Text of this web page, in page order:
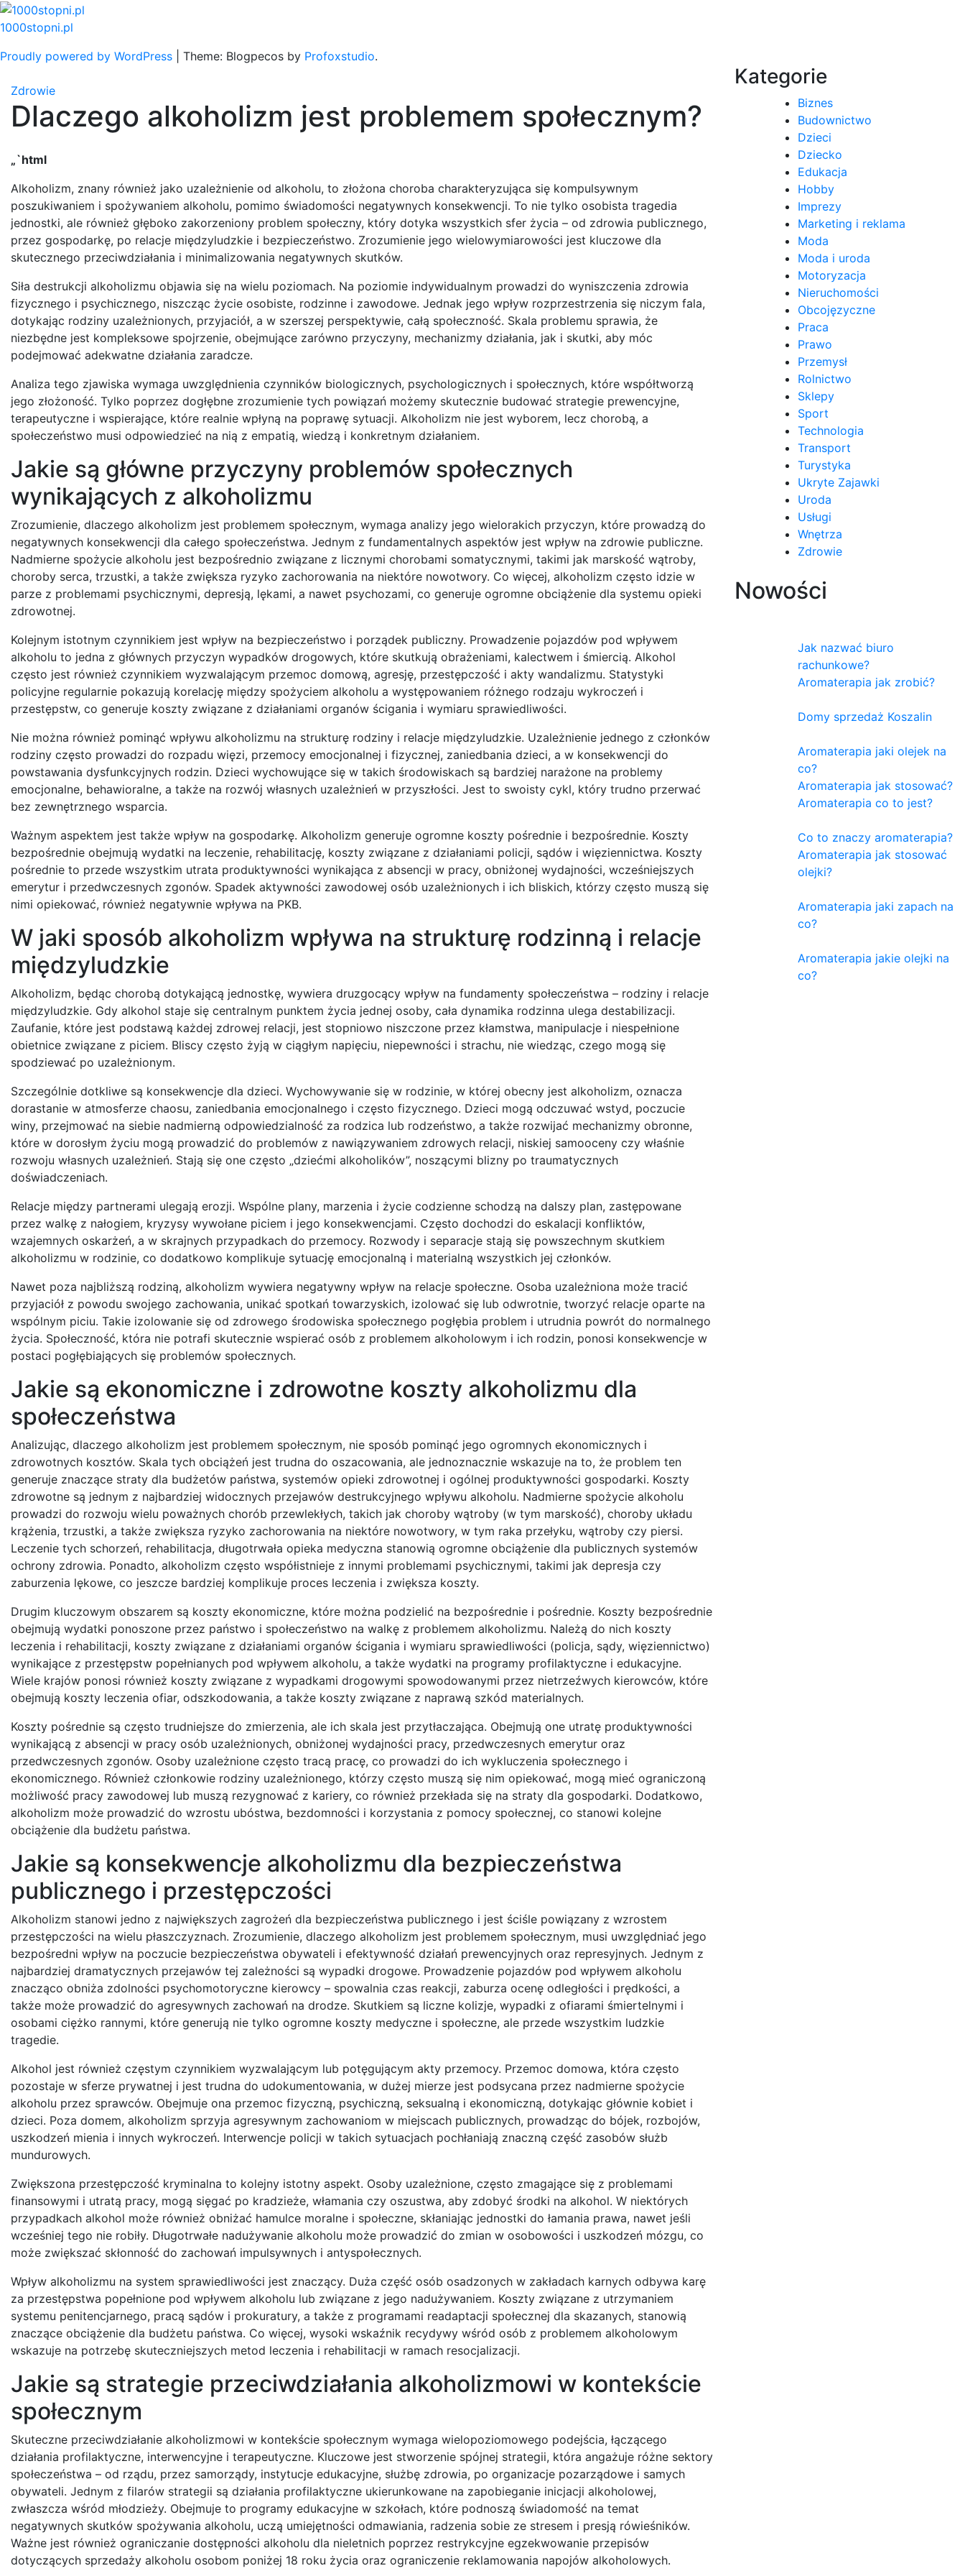
Skip
to
1000stopni.pl
Proudly powered by WordPress
Theme: Blogpecos by Profoxstudio.
Zdrowie
Dlaczego alkoholizm jest problemem społecznym?
„`html
Alkoholizm, znany również jako uzależnienie od alkoholu, to złożona choroba charakteryzująca się kompulsywnym
poszukiwaniem i spożywaniem alkoholu, pomimo świadomości negatywnych konsekwencji. To nie tylko osobista tragedia
jednostki, ale również głęboko zakorzeniony problem społeczny, który dotyka wszystkich sfer życia – od zdrowia publicznego,
przez gospodarkę, po relacje międzyludzkie i bezpieczeństwo. Zrozumienie jego wielowymiarowości jest kluczowe dla
skutecznego przeciwdziałania i minimalizowania negatywnych skutków.
Siła destrukcji alkoholizmu objawia się na wielu poziomach. Na poziomie indywidualnym prowadzi do wyniszczenia zdrowia
fizycznego i psychicznego, niszcząc życie osobiste, rodzinne i zawodowe. Jednak jego wpływ rozprzestrzenia się niczym fala,
dotykając rodziny uzależnionych, przyjaciół, a w szerszej perspektywie, całą społeczność. Skala problemu sprawia, że
niezbędne jest kompleksowe spojrzenie, obejmujące zarówno przyczyny, mechanizmy działania, jak i skutki, aby móc
podejmować adekwatne działania zaradcze.
Analiza tego zjawiska wymaga uwzględnienia czynników biologicznych, psychologicznych i społecznych, które współtworzą
jego złożoność. Tylko poprzez dogłębne zrozumienie tych powiązań możemy skutecznie budować strategie prewencyjne,
terapeutyczne i wspierające, które realnie wpłyną na poprawę sytuacji. Alkoholizm nie jest wyborem, lecz chorobą, a
społeczeństwo musi odpowiedzieć na nią z empatią, wiedzą i konkretnym działaniem.
Jakie są główne przyczyny problemów społecznych
wynikających z alkoholizmu
Zrozumienie, dlaczego alkoholizm jest problemem społecznym, wymaga analizy jego wielorakich przyczyn, które prowadzą do
negatywnych konsekwencji dla całego społeczeństwa. Jednym z fundamentalnych aspektów jest wpływ na zdrowie publiczne.
Nadmierne spożycie alkoholu jest bezpośrednio związane z licznymi chorobami somatycznymi, takimi jak marskość wątroby,
choroby serca, trzustki, a także zwiększa ryzyko zachorowania na niektóre nowotwory. Co więcej, alkoholizm często idzie w
parze z problemami psychicznymi, depresją, lękami, a nawet psychozami, co generuje ogromne obciążenie dla systemu opieki
zdrowotnej.
Kolejnym istotnym czynnikiem jest wpływ na bezpieczeństwo i porządek publiczny. Prowadzenie pojazdów pod wpływem
alkoholu to jedna z głównych przyczyn wypadków drogowych, które skutkują obrażeniami, kalectwem i śmiercią. Alkohol
często jest również czynnikiem wyzwalającym przemoc domową, agresję, przestępczość i akty wandalizmu. Statystyki
policyjne regularnie pokazują korelację między spożyciem alkoholu a występowaniem różnego rodzaju wykroczeń i
przestępstw, co generuje koszty związane z działaniami organów ścigania i wymiaru sprawiedliwości.
Nie można również pominąć wpływu alkoholizmu na strukturę rodziny i relacje międzyludzkie. Uzależnienie jednego z członków
rodziny często prowadzi do rozpadu więzi, przemocy emocjonalnej i fizycznej, zaniedbania dzieci, a w konsekwencji do
powstawania dysfunkcyjnych rodzin. Dzieci wychowujące się w takich środowiskach są bardziej narażone na problemy
emocjonalne, behawioralne, a także na rozwój własnych uzależnień w przyszłości. Jest to swoisty cykl, który trudno przerwać
bez zewnętrznego wsparcia.
Ważnym aspektem jest także wpływ na gospodarkę. Alkoholizm generuje ogromne koszty pośrednie i bezpośrednie. Koszty
bezpośrednie obejmują wydatki na leczenie, rehabilitację, koszty związane z działaniami policji, sądów i więziennictwa. Koszty
pośrednie to przede wszystkim utrata produktywności wynikająca z absencji w pracy, obniżonej wydajności, wcześniejszych
emerytur i przedwczesnych zgonów. Spadek aktywności zawodowej osób uzależnionych i ich bliskich, którzy często muszą się
nimi opiekować, również negatywnie wpływa na PKB.
W jaki sposób alkoholizm wpływa na strukturę rodzinną i relacje
międzyludzkie
Alkoholizm, będąc chorobą dotykającą jednostkę, wywiera druzgocący wpływ na fundamenty społeczeństwa – rodziny i relacje
międzyludzkie. Gdy alkohol staje się centralnym punktem życia jednej osoby, cała dynamika rodzinna ulega destabilizacji.
Zaufanie, które jest podstawą każdej zdrowej relacji, jest stopniowo niszczone przez kłamstwa, manipulacje i niespełnione
obietnice związane z piciem. Bliscy często żyją w ciągłym napięciu, niepewności i strachu, nie wiedząc, czego mogą się
spodziewać po uzależnionym.
Szczególnie dotkliwe są konsekwencje dla dzieci. Wychowywanie się w rodzinie, w której obecny jest alkoholizm, oznacza
dorastanie w atmosferze chaosu, zaniedbania emocjonalnego i często fizycznego. Dzieci mogą odczuwać wstyd, poczucie
winy, przejmować na siebie nadmierną odpowiedzialność za rodzica lub rodzeństwo, a także rozwijać mechanizmy obronne,
które w dorosłym życiu mogą prowadzić do problemów z nawiązywaniem zdrowych relacji, niskiej samooceny czy właśnie
rozwoju własnych uzależnień. Stają się one często „dziećmi alkoholików”, noszącymi blizny po traumatycznych
doświadczeniach.
Relacje między partnerami ulegają erozji. Wspólne plany, marzenia i życie codzienne schodzą na dalszy plan, zastępowane
przez walkę z nałogiem, kryzysy wywołane piciem i jego konsekwencjami. Często dochodzi do eskalacji konfliktów,
wzajemnych oskarżeń, a w skrajnych przypadkach do przemocy. Rozwody i separacje stają się powszechnym skutkiem
alkoholizmu w rodzinie, co dodatkowo komplikuje sytuację emocjonalną i materialną wszystkich jej członków.
Nawet poza najbliższą rodziną, alkoholizm wywiera negatywny wpływ na relacje społeczne. Osoba uzależniona może tracić
przyjaciół z powodu swojego zachowania, unikać spotkań towarzyskich, izolować się lub odwrotnie, tworzyć relacje oparte na
wspólnym piciu. Takie izolowanie się od zdrowego środowiska społecznego pogłębia problem i utrudnia powrót do normalnego
życia. Społeczność, która nie potrafi skutecznie wspierać osób z problemem alkoholowym i ich rodzin, ponosi konsekwencje w
postaci pogłębiających się problemów społecznych.
Jakie są ekonomiczne i zdrowotne koszty alkoholizmu dla
społeczeństwa
Analizując, dlaczego alkoholizm jest problemem społecznym, nie sposób pominąć jego ogromnych ekonomicznych i
zdrowotnych kosztów. Skala tych obciążeń jest trudna do oszacowania, ale jednoznacznie wskazuje na to, że problem ten
generuje znaczące straty dla budżetów państwa, systemów opieki zdrowotnej i ogólnej produktywności gospodarki. Koszty
zdrowotne są jednym z najbardziej widocznych przejawów destrukcyjnego wpływu alkoholu. Nadmierne spożycie alkoholu
prowadzi do rozwoju wielu poważnych chorób przewlekłych, takich jak choroby wątroby (w tym marskość), choroby układu
krążenia, trzustki, a także zwiększa ryzyko zachorowania na niektóre nowotwory, w tym raka przełyku, wątroby czy piersi.
Leczenie tych schorzeń, rehabilitacja, długotrwała opieka medyczna stanowią ogromne obciążenie dla publicznych systemów
ochrony zdrowia. Ponadto, alkoholizm często współistnieje z innymi problemami psychicznymi, takimi jak depresja czy
zaburzenia lękowe, co jeszcze bardziej komplikuje proces leczenia i zwiększa koszty.
Drugim kluczowym obszarem są koszty ekonomiczne, które można podzielić na bezpośrednie i pośrednie. Koszty bezpośrednie
obejmują wydatki ponoszone przez państwo i społeczeństwo na walkę z problemem alkoholizmu. Należą do nich koszty
leczenia i rehabilitacji, koszty związane z działaniami organów ścigania i wymiaru sprawiedliwości (policja, sądy, więziennictwo)
wynikające z przestępstw popełnianych pod wpływem alkoholu, a także wydatki na programy profilaktyczne i edukacyjne.
Wiele krajów ponosi również koszty związane z wypadkami drogowymi spowodowanymi przez nietrzeźwych kierowców, które
obejmują koszty leczenia ofiar, odszkodowania, a także koszty związane z naprawą szkód materialnych.
Koszty pośrednie są często trudniejsze do zmierzenia, ale ich skala jest przytłaczająca. Obejmują one utratę produktywności
wynikającą z absencji w pracy osób uzależnionych, obniżonej wydajności pracy, przedwczesnych emerytur oraz
przedwczesnych zgonów. Osoby uzależnione często tracą pracę, co prowadzi do ich wykluczenia społecznego i
ekonomicznego. Również członkowie rodziny uzależnionego, którzy często muszą się nim opiekować, mogą mieć ograniczoną
możliwość pracy zawodowej lub muszą rezygnować z kariery, co również przekłada się na straty dla gospodarki. Dodatkowo,
alkoholizm może prowadzić do wzrostu ubóstwa, bezdomności i korzystania z pomocy społecznej, co stanowi kolejne
obciążenie dla budżetu państwa.
Jakie są konsekwencje alkoholizmu dla bezpieczeństwa
publicznego i przestępczości
Alkoholizm stanowi jedno z największych zagrożeń dla bezpieczeństwa publicznego i jest ściśle powiązany z wzrostem
przestępczości na wielu płaszczyznach. Zrozumienie, dlaczego alkoholizm jest problemem społecznym, musi uwzględniać jego
bezpośredni wpływ na poczucie bezpieczeństwa obywateli i efektywność działań prewencyjnych oraz represyjnych. Jednym z
najbardziej dramatycznych przejawów tej zależności są wypadki drogowe. Prowadzenie pojazdów pod wpływem alkoholu
znacząco obniża zdolności psychomotoryczne kierowcy – spowalnia czas reakcji, zaburza ocenę odległości i prędkości, a
także może prowadzić do agresywnych zachowań na drodze. Skutkiem są liczne kolizje, wypadki z ofiarami śmiertelnymi i
osobami ciężko rannymi, które generują nie tylko ogromne koszty medyczne i społeczne, ale przede wszystkim ludzkie
tragedie.
Alkohol jest również częstym czynnikiem wyzwalającym lub potęgującym akty przemocy. Przemoc domowa, która często
pozostaje w sferze prywatnej i jest trudna do udokumentowania, w dużej mierze jest podsycana przez nadmierne spożycie
alkoholu przez sprawców. Obejmuje ona przemoc fizyczną, psychiczną, seksualną i ekonomiczną, dotykając głównie kobiet i
dzieci. Poza domem, alkoholizm sprzyja agresywnym zachowaniom w miejscach publicznych, prowadząc do bójek, rozbojów,
uszkodzeń mienia i innych wykroczeń. Interwencje policji w takich sytuacjach pochłaniają znaczną część zasobów służb
mundurowych.
Zwiększona przestępczość kryminalna to kolejny istotny aspekt. Osoby uzależnione, często zmagające się z problemami
finansowymi i utratą pracy, mogą sięgać po kradzieże, włamania czy oszustwa, aby zdobyć środki na alkohol. W niektórych
przypadkach alkohol może również obniżać hamulce moralne i społeczne, skłaniając jednostki do łamania prawa, nawet jeśli
wcześniej tego nie robiły. Długotrwałe nadużywanie alkoholu może prowadzić do zmian w osobowości i uszkodzeń mózgu, co
może zwiększać skłonność do zachowań impulsywnych i antyspołecznych.
Wpływ alkoholizmu na system sprawiedliwości jest znaczący. Duża część osób osadzonych w zakładach karnych odbywa karę
za przestępstwa popełnione pod wpływem alkoholu lub związane z jego nadużywaniem. Koszty związane z utrzymaniem
systemu penitencjarnego, pracą sądów i prokuratury, a także z programami readaptacji społecznej dla skazanych, stanowią
znaczące obciążenie dla budżetu państwa. Co więcej, wysoki wskaźnik recydywy wśród osób z problemem alkoholowym
wskazuje na potrzebę skuteczniejszych metod leczenia i rehabilitacji w ramach resocjalizacji.
Jakie są strategie przeciwdziałania alkoholizmowi w kontekście
społecznym
Skuteczne przeciwdziałanie alkoholizmowi w kontekście społecznym wymaga wielopoziomowego podejścia, łączącego
działania profilaktyczne, interwencyjne i terapeutyczne. Kluczowe jest stworzenie spójnej strategii, która angażuje różne sektory
społeczeństwa – od rządu, przez samorządy, instytucje edukacyjne, służbę zdrowia, po organizacje pozarządowe i samych
obywateli. Jednym z filarów strategii są działania profilaktyczne ukierunkowane na zapobieganie inicjacji alkoholowej,
zwłaszcza wśród młodzieży. Obejmuje to programy edukacyjne w szkołach, które podnoszą świadomość na temat
negatywnych skutków spożywania alkoholu, uczą umiejętności odmawiania, radzenia sobie ze stresem i presją rówieśników.
Ważne jest również ograniczanie dostępności alkoholu dla nieletnich poprzez restrykcyjne egzekwowanie przepisów
dotyczących sprzedaży alkoholu osobom poniżej 18 roku życia oraz ograniczenie reklamowania napojów alkoholowych.
Kategorie
Biznes
Budownictwo
Dzieci
Dziecko
Edukacja
Hobby
Imprezy
Marketing i reklama
Moda
Moda i uroda
Motoryzacja
Nieruchomości
Obcojęzyczne
Praca
Prawo
Przemysł
Rolnictwo
Sklepy
Sport
Technologia
Transport
Turystyka
Ukryte Zajawki
Uroda
Usługi
Wnętrza
Zdrowie
Nowości
Jak nazwać biuro
rachunkowe?
Aromaterapia jak zrobić?
Domy sprzedaż Koszalin
Aromaterapia jaki olejek na
co?
Aromaterapia jak stosować?
Aromaterapia co to jest?
Co to znaczy aromaterapia?
Aromaterapia jak stosować
olejki?
Aromaterapia jaki zapach na
co?
Aromaterapia jakie olejki na
co?